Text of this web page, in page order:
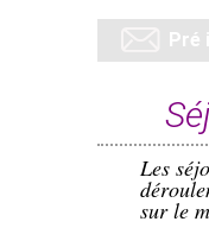
Pré
Les
sur le